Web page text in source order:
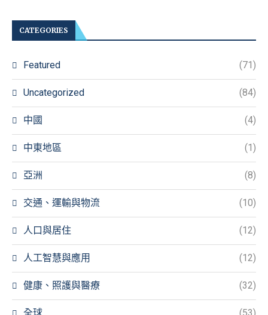
CATEGORIES
Featured (71)
Uncategorized (84)
中國 (4)
中東地區 (1)
亞洲 (8)
交通、運輸與物流 (10)
人口與居住 (12)
人工智慧與應用 (12)
健康、照護與醫療 (32)